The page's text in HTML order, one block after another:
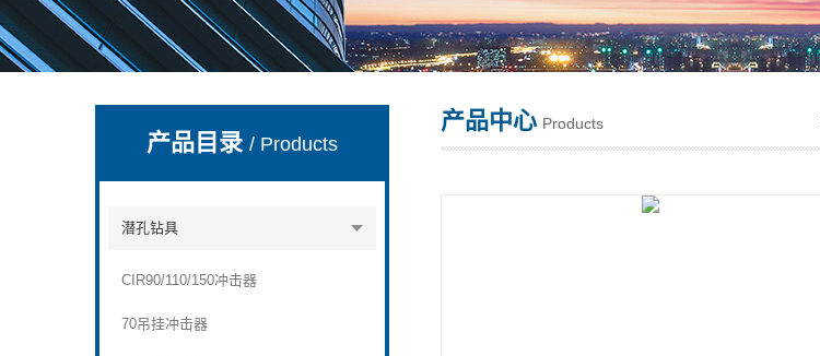
宣化县瑞科钻孔机械厂
产品目录/ Products
潜孔钻具
CIR90/110/150冲击器
70吊挂冲击器
产品中心 Products